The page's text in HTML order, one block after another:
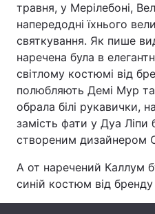
Україна
Економіка
Спорт
Техно і зв'язок
Здоров'я
травня, у Мерілебоні,
напередодні їхнього
святкування. Як пише
наречена була в
світлому костюмі від
полюбляють Демі Мур
обрала білі рукавички,
замість фати у Дуа Ліпи
створеним дизайнером
А от наречений Каллум
синій костюм від